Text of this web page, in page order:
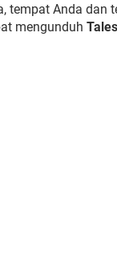
tempat Anda dan
mengunduh